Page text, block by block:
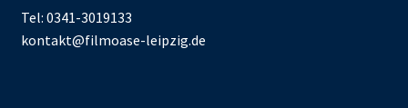
Tel: 0341-3019133
kontakt@filmoase-leipzig.de